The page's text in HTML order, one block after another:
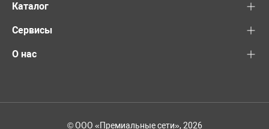
Каталог
Сервисы
О нас
© ООО «Премиальные сети», 2026